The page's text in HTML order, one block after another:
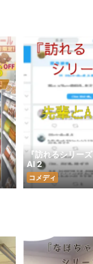
『訪れるシリー
AI 2
コメディ